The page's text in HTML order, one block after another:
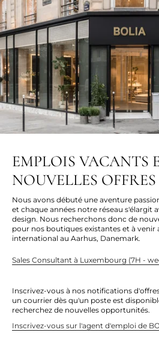
EMPLOIS VACANTS
NOUVELLES OFFRES
Nous avons débuté une aventure
et chaque années notre réseau s'élargit
design. Nous recherchons donc de
pour nos boutiques existantes et à venir
international au Aarhus, Danemark.
Sales Consultant à Luxembourg (7H -
Inscrivez-vous à nos notifications
un courrier dès qu'un poste est
recherchez de nouvelles opportunités.
Inscrivez-vous sur l'agent d'emploi de